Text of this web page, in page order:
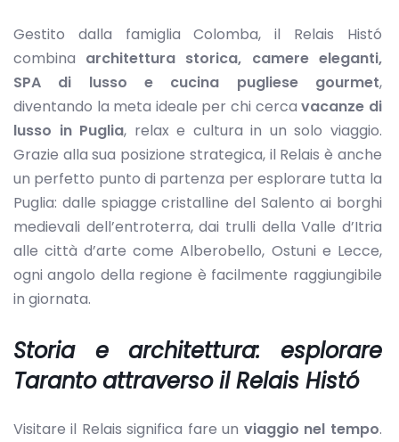
Gestito dalla famiglia Colomba, il Relais Histó
combina architettura storica, camere eleganti,
SPA di lusso e cucina pugliese gourmet,
diventando la meta ideale per chi cercavacanze di
lusso in Puglia, relax e cultura in un solo viaggio.
Grazie alla sua posizione strategica, il Relais è anche
un perfetto punto di partenza per esplorare tutta la
Puglia: dalle spiagge cristalline del Salento ai borghi
medievali dell’entroterra, dai trulli della Valle d’Itria
alle città d’arte come Alberobello, Ostuni e Lecce,
ogni angolo della regione è facilmente raggiungibile
in giornata.
Storia e architettura: esplorare
Taranto attraverso il Relais Histó
Visitare il Relais significa fare un viaggio nel tempo.